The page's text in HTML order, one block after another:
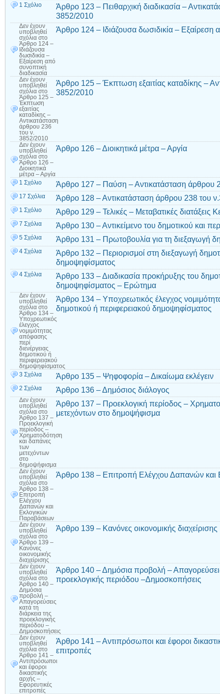
1 Σχόλιο
Άρθρο 123 – Πειθαρχική διαδικασία –
3852/2010
Δεν έχουν
υποβληθεί
σχόλια στο
Άρθρο 124 –
Ιδιάζουσα
δωσιδικία –
Εξαίρεση από
συνοπτική
διαδικασία
Άρθρο 124 – Ιδιάζουσα δωσιδικία – Εξαίρεση
Δεν έχουν
υποβληθεί
σχόλια στο
Άρθρο 125 –
Έκπτωση
εξαιτίας
καταδίκης –
Αντικατάσταση
άρθρου 236
του ν.
3852/2010
Άρθρο 125 – Έκπτωση εξαιτίας καταδίκης –
3852/2010
Δεν έχουν
υποβληθεί
σχόλια στο
Άρθρο 126 –
Διοικητικά
μέτρα – Αργία
Άρθρο 126 – Διοικητικά μέτρα – Αργία
1 Σχόλιο Άρθρο 127 – Παύση – Αντικατάσταση άρθρου
17 Σχόλια Άρθρο 128 – Αντικατάσταση άρθρου 238 του
1 Σχόλιο Άρθρο 129 – Τελικές – Μεταβατικές διατάξεις
7 Σχόλια Άρθρο 130 – Αντικείμενο του δημοτικού και
5 Σχόλια Άρθρο 131 – Πρωτοβουλία για τη διεξαγωγή
4 Σχόλια
Άρθρο 132 – Περιορισμοί στη διεξαγωγή
δημοψηφίσματος
4 Σχόλια
Άρθρο 133 – Διαδικασία προκήρυξης του
δημοψηφίσματος – Ερώτημα
Δεν έχουν
υποβληθεί
σχόλια στο
Άρθρο 134 –
Υποχρεωτικός
έλεγχος
νομιμότητας
απόφασης
περί
διενέργειας
δημοτικού ή
περιφερειακού
δημοψηφίσματος
Άρθρο 134 – Υποχρεωτικός έλεγχος
δημοτικού ή περιφερειακού δημοψηφίσματος
3 Σχόλια Άρθρο 135 – Ψηφοφορία – Δικαίωμα εκλέγειν
2 Σχόλια Άρθρο 136 – Δημόσιος διάλογος
Δεν έχουν
υποβληθεί
σχόλια στο
Άρθρο 137 –
Προεκλογική
περίοδος –
Χρηματοδότηση
και δαπάνες
των
μετεχόντων
στο
δημοψήφισμα
Άρθρο 137 – Προεκλογική περίοδος –
μετεχόντων στο δημοψήφισμα
Δεν έχουν
υποβληθεί
σχόλια στο
Άρθρο 138 –
Επιτροπή
Ελέγχου
Δαπανών και
Εκλογικών
Παραβάσεων
Άρθρο 138 – Επιτροπή Ελέγχου Δαπανών
Δεν έχουν
υποβληθεί
σχόλια στο
Άρθρο 139 –
Κανόνες
οικονομικής
διαχείρισης
Άρθρο 139 – Κανόνες οικονομικής διαχείρισης
Δεν έχουν
υποβληθεί
σχόλια στο
Άρθρο 140 –
Δημόσια
προβολή –
Απαγορεύσεις
κατά τη
διάρκεια της
προεκλογικής
περιόδου –
Δημοσκοπήσεις
Άρθρο 140 – Δημόσια προβολή – Απαγορεύσεις
προεκλογικής περιόδου –Δημοσκοπήσεις
Δεν έχουν
υποβληθεί
σχόλια στο
Άρθρο 141 –
Αντιπρόσωποι
και έφοροι
δικαστικής
αρχής –
Εφορευτικές
επιτροπές
Άρθρο 141 – Αντιπρόσωποι και έφοροι
επιτροπές